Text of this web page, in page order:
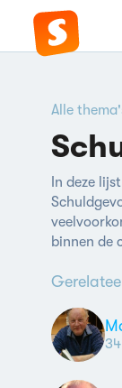
Alle
In deze
binnen de